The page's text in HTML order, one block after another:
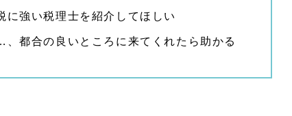
に強い税理士を紹介してほしい
都合の良いところに来てくれたら助かる